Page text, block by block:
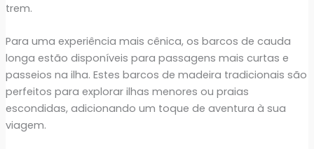
trem.
Para uma experiência mais cênica, os barcos de cauda
longa estão disponíveis para passagens mais curtas e
passeios na ilha. Estes barcos de madeira tradicionais são
perfeitos para explorar ilhas menores ou praias
escondidas, adicionando um toque de aventura à sua
viagem.